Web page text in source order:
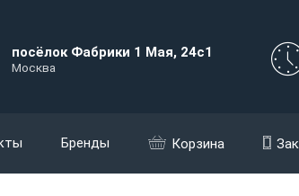
посёлок Фабрики 1 Мая, 24с1
Москва
Бренды Корзина